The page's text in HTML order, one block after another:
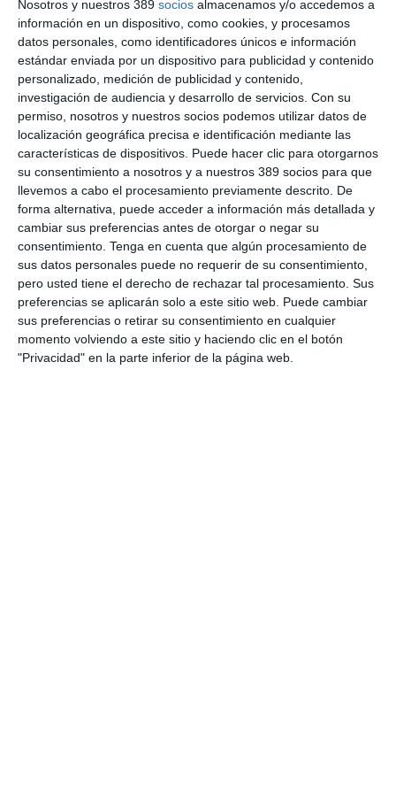
Nosotros y nuestros 389 socios almacenamos y/o accedemos a
información en un dispositivo, como cookies, y procesamos
datos personales, como identificadores únicos e información
estándar enviada por un dispositivo para publicidad y contenido
personalizado, medición de publicidad y contenido,
investigación de audiencia y desarrollo de servicios. Con su
permiso, nosotros y nuestros socios podemos utilizar datos de
localización geográfica precisa e identificación mediante las
características de dispositivos. Puede hacer clic para otorgarnos
su consentimiento a nosotros y a nuestros 389 socios para que
llevemos a cabo el procesamiento previamente descrito. De
forma alternativa, puede acceder a información más detallada y
cambiar sus preferencias antes de otorgar o negar su
consentimiento. Tenga en cuenta que algún procesamiento de
sus datos personales puede no requerir de su consentimiento,
pero usted tiene el derecho de rechazar tal procesamiento. Sus
preferencias se aplicarán solo a este sitio web. Puede cambiar
sus preferencias o retirar su consentimiento en cualquier
momento volviendo a este sitio y haciendo clic en el botón
"Privacidad" en la parte inferior de la página web.
Su presidente, Armando Nieto, afirmó que "en 2019 iniciamos
una firme apuesta por el canal corredores para darle a los
mediadores un mayor peso en la compañía y en la consecución
de este objetivo seguimos trabajando porque consideramos
que es un canal con futuro que contribuye a que el sector
asegurador siga creciendo. Actualmente, este canal, con más
de mil mediadores, complementa a nuestro canal agencial y al
de venta a distancia". Añadió que la clave del éxito entre las
corredurías y las aseguradoras pasa porque mantengan una
colaboración "basada en la confianza y la transparencia".
Si quiere recibir diariamente y GRATIS noticias como
esta, pinche aquí
LO ÚLTIMO
107 fallecidos en las carreteras en julio, a pesar de ser el 2º